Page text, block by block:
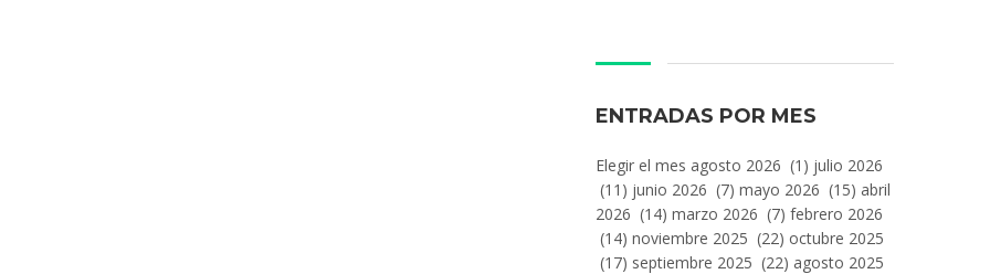
ENTRADAS POR MES
Entradas
Por
Mes
Elegir el mes agosto 2026 (1) julio 2026
(11) junio 2026 (7) mayo 2026 (15) abril
2026 (14) marzo 2026 (7) febrero 2026
(14) noviembre 2025 (22) octubre 2025
(17) septiembre 2025 (22) agosto 2025